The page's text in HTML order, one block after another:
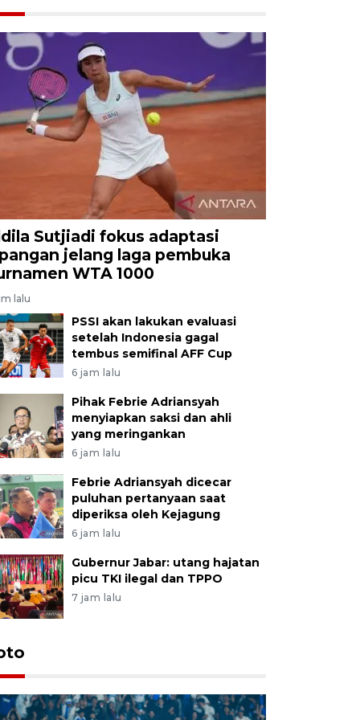
Sutjiadi fokus adaptasi
jelang laga pembuka
WTA 1000
lalu
PSSI akan lakukan evaluasi
setelah Indonesia gagal
tembus semifinal AFF Cup
6 jam lalu
Pihak Febrie Adriansyah
menyiapkan saksi dan ahli
yang meringankan
6 jam lalu
Febrie Adriansyah dicecar
puluhan pertanyaan saat
diperiksa oleh Kejagung
6 jam lalu
Gubernur Jabar: utang hajatan
picu TKI ilegal dan TPPO
7 jam lalu